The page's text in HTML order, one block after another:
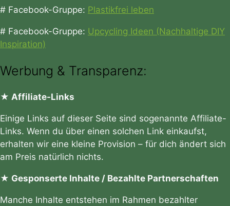
# Facebook-Gruppe: Plastikfrei leben
# Facebook-Gruppe: Upcycling Ideen (Nachhaltige DIY
Inspiration)
Werbung & Transparenz:
★ Affiliate-Links
Einige Links auf dieser Seite sind sogenannte Affiliate-
Links. Wenn du über einen solchen Link einkaufst,
erhalten wir eine kleine Provision – für dich ändert sich
am Preis natürlich nichts.
★ Gesponserte Inhalte / Bezahlte Partnerschaften
Manche Inhalte entstehen im Rahmen bezahlter